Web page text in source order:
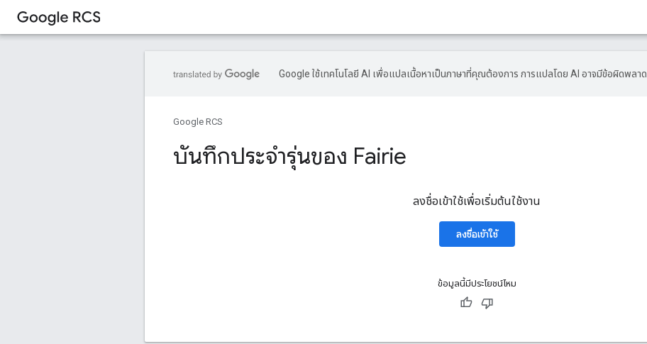
Google ใช้เทคโนโลยี AI เพื่อแปลเนื้อหาเป็นภาษาที่คุณต้องการ การแปลโดย AI อาจมีข้อผิดพลาด
Google RCS
บันทึกประจำรุ่นของ Fairie
ลงชื่อเข้าใช้เพื่อเริ่มต้นใช้งาน
ลงชื่อเข้าใช้
ข้อมูลนี้มีประโยชน์ไหม